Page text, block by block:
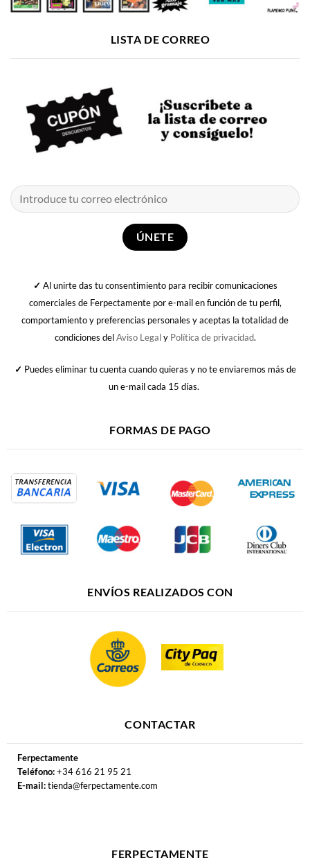
LISTA DE CORREO
✓ Al unirte das tu consentimiento para recibir comunicaciones
comerciales de Ferpectamente por e-mail en función de tu perfil,
comportamiento y preferencias personales y aceptas la totalidad de
condiciones delAviso Legaly Política de privacidad.
✓ Puedes eliminar tu cuenta cuando quieras y no te enviaremos más de
un e-mail cada 15 días.
FORMAS DE PAGO
ENVÍOS REALIZADOS CON
CONTACTAR
Ferpectamente
Teléfono:+34 616 21 95 21
E-mail:tienda@ferpectamente.com
FERPECTAMENTE